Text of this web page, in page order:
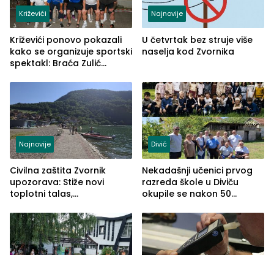
Križevići
Križevići ponovo pokazali
kako se organizuje sportski
spektakl: Braća Zulić
Najnovije
U četvrtak bez struje više
naselja kod Zvornika
Najnovije
Civilna zaštita Zvornik
upozorava: Stiže novi
toplotni talas,
Divič
Nekadašnji učenici prvog
razreda škole u Diviču
okupile se nakon 50
Pašić im održao čas
(FOTO)